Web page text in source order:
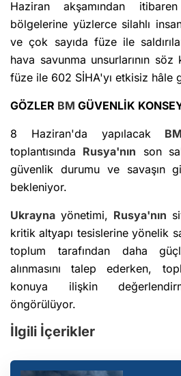
Haziran akşamından
bölgelerine yüzlerce silahlı
ve çok sayıda füze ile
hava savunma unsurlarının söz
füze ile 602 SİHA'yı etkisiz hâle
GÖZLER BM GÜVENLİK
8 Haziran'da yapılacak BM
toplantısında Rusya'nın son
güvenlik durumu ve savaşın
bekleniyor.
Ukrayna yönetimi, Rusya'nın
kritik altyapı tesislerine yönelik
toplum tarafından daha
alınmasını talep ederken,
konuya ilişkin
öngörülüyor.
İlgili İçerikler